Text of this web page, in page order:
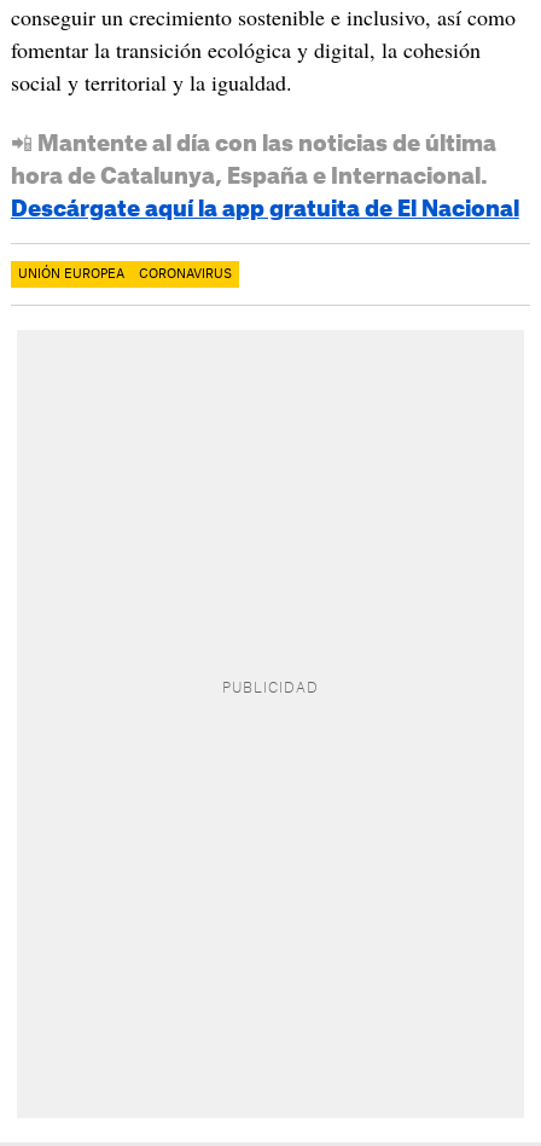
conseguir un crecimiento sostenible e inclusivo, así como
fomentar la transición ecológica y digital, la cohesión
social y territorial y la igualdad.
📲 Mantente al día con las noticias de última
hora de Catalunya, España e Internacional.
Descárgate aquí la app gratuita de El Nacional
UNIÓN EUROPEA CORONAVIRUS